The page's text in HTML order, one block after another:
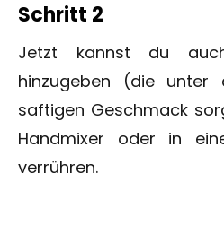
Schritt 2
Jetzt kannst du
hinzugeben (die unter
saftigen Geschmack
Handmixer oder in
verrühren.